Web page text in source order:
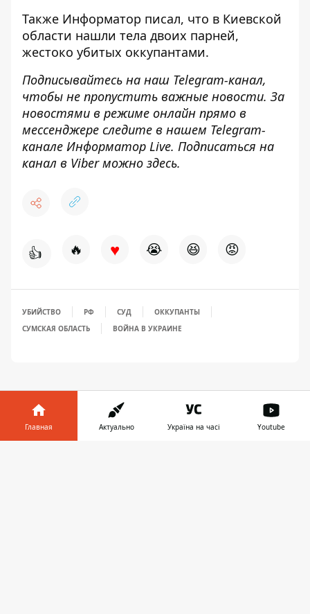
Также Информатор писал, что в Киевской
области нашли тела двоих парней,
жестоко убитых оккупантами.
Подписывайтесь на наш Telegram-канал,
чтобы не пропустить важные новости. За
новостями в режиме онлайн прямо в
мессенджере следите в нашем Telegram-
канале Информатор Live. Подписаться на
канал в Viber можно здесь.
👍 🔥 ♥ 😭 😆 😡
УБИЙСТВО РФ СУД
ОККУПАНТЫ
СУМСКАЯ ОБЛАСТЬ
ВОЙНА В УКРАИНЕ
Главная Актуально Україна на часі Youtube